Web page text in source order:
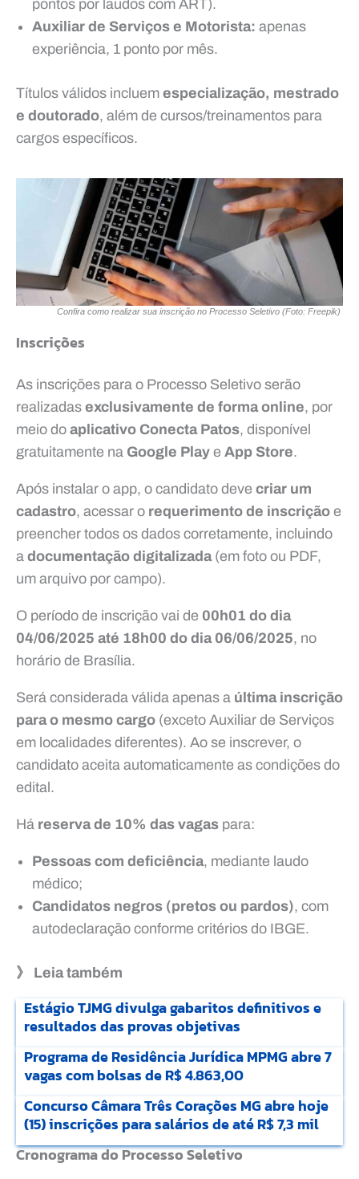
pontos por laudos com ART).
Auxiliar de Serviços e Motorista: apenas
experiência, 1 ponto por mês.
Títulos válidos incluem especialização, mestrado
e doutorado, além de cursos/treinamentos para
cargos específicos.
Confira como realizar sua inscrição no Processo Seletivo (Foto: Freepik)
Inscrições
As inscrições para o Processo Seletivo serão
realizadas exclusivamente de forma online, por
meio do aplicativo Conecta Patos, disponível
gratuitamente na Google Play e App Store.
Após instalar o app, o candidato deve criar um
cadastro, acessar o requerimento de inscrição e
preencher todos os dados corretamente, incluindo
a documentação digitalizada(em foto ou PDF,
um arquivo por campo).
O período de inscrição vai de 00h01 do dia
04/06/2025 até 18h00 do dia 06/06/2025, no
horário de Brasília.
Será considerada válida apenas a última inscrição
para o mesmo cargo (exceto Auxiliar de Serviços
em localidades diferentes). Ao se inscrever, o
candidato aceita automaticamente as condições do
edital.
Há reserva de 10% das vagas para:
Pessoas com deficiência, mediante laudo
médico;
Candidatos negros (pretos ou pardos), com
autodeclaração conforme critérios do IBGE.
》 Leia também
Estágio TJMG divulga gabaritos definitivos e
resultados das provas objetivas
Programa de Residência Jurídica MPMG abre 7
vagas com bolsas de R$ 4.863,00
Concurso Câmara Três Corações MG abre hoje
(15) inscrições para salários de até R$ 7,3 mil
Cronograma do Processo Seletivo